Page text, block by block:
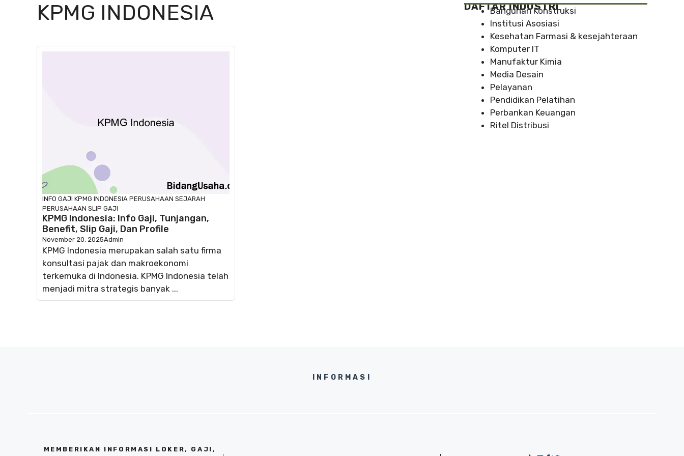
KPMG INDONESIA
INFO GAJI KPMG INDONESIA PERUSAHAAN SEJARAH
PERUSAHAAN SLIP GAJI
KPMG Indonesia: Info Gaji, Tunjangan,
Benefit, Slip Gaji, Dan Profile
November 20, 2025Admin
KPMG Indonesia merupakan salah satu firma
konsultasi pajak dan makroekonomi
terkemuka di Indonesia. KPMG Indonesia telah
menjadi mitra strategis banyak ...
DAFTAR INDUSTRI
Bangunan Konstruksi
Institusi Asosiasi
Kesehatan Farmasi & kesejahteraan
Komputer IT
Manufaktur Kimia
Media Desain
Pelayanan
Pendidikan Pelatihan
Perbankan Keuangan
Ritel Distribusi
INFORMASI
MEMBERIKAN INFORMASI LOKER, GAJI,